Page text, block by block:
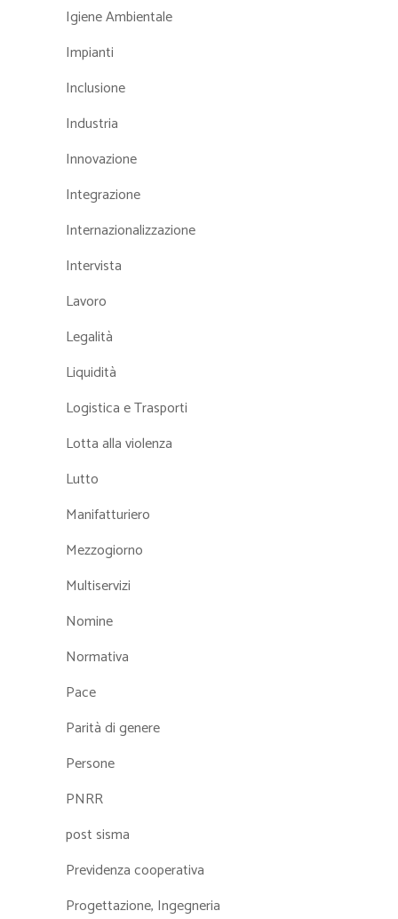
Igiene Ambientale
Impianti
Inclusione
Industria
Innovazione
Integrazione
Internazionalizzazione
Intervista
Lavoro
Legalità
Liquidità
Logistica e Trasporti
Lotta alla violenza
Lutto
Manifatturiero
Mezzogiorno
Multiservizi
Nomine
Normativa
Pace
Parità di genere
Persone
PNRR
post sisma
Previdenza cooperativa
Progettazione, Ingegneria